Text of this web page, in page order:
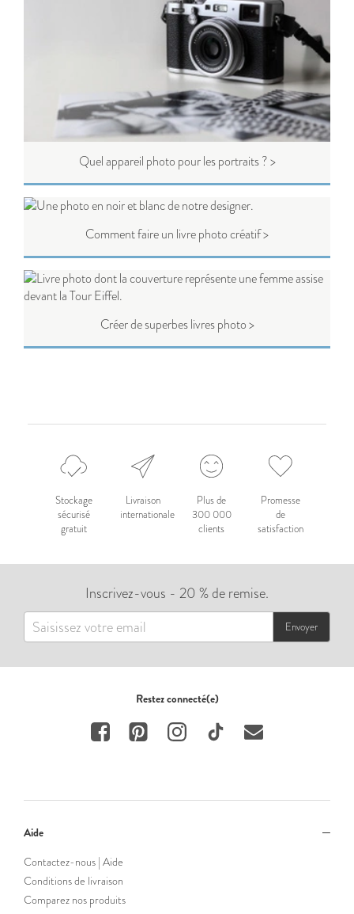
Quel appareil photo pour les portraits ? >
Comment faire un livre photo créatif >
Créer de superbes livres photo >
Stockage
sécurisé
gratuit
Livraison
internationale
Plus de
300 000
clients
Promesse
de
satisfaction
Inscrivez-vous - 20 % de remise.
Envoyer
Restez connecté(e)
Aide
Contactez-nous | Aide
Conditions de livraison
Comparez nos produits